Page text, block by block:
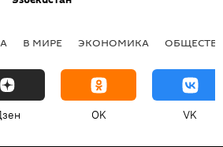
В МИРЕ ЭКОНОМИКА
OK VK